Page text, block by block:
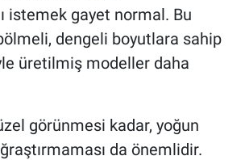
istemek gayet normal. Bu
dengeli boyutlara sahip
üretilmiş modeller daha
görünmesi kadar, yoğun
da önemlidir.